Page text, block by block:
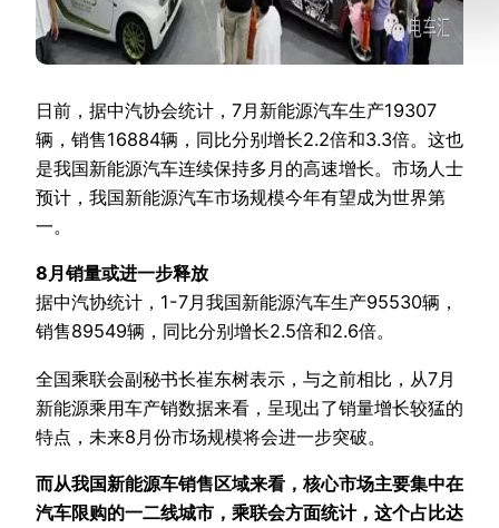
日前，据中汽协会统计，7月新能源汽车生产19307
辆，销售16884辆，同比分别增长2.2倍和3.3倍。这也
是我国新能源汽车连续保持多月的高速增长。市场人士
预计，我国新能源汽车市场规模今年有望成为世界第
一。
8月销量或进一步释放
据中汽协统计，1-7月我国新能源汽车生产95530辆，
销售89549辆，同比分别增长2.5倍和2.6倍。
全国乘联会副秘书长崔东树表示，与之前相比，从7月
新能源乘用车产销数据来看，呈现出了销量增长较猛的
特点，未来8月份市场规模将会进一步突破。
而从我国新能源车销售区域来看，核心市场主要集中在
汽车限购的一二线城市，乘联会方面统计，这个占比达